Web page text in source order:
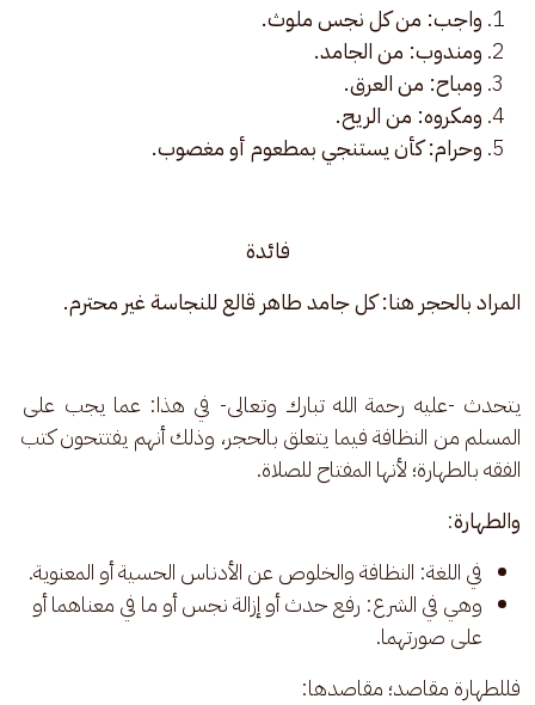
واجب: من كل نجس ملوث.
ومندوب: من الجامد.
ومباح: من العرق.
ومكروه: من الريح.
وحرام: كأن يستنجي بمطعوم أو مغصوب.
فائدة
المراد بالحجر هنا: كل جامد طاهر قالع للنجاسة غير محترم.
يتحدث -عليه رحمة الله تبارك وتعالى- في هذا: عما يجب على
المسلم من النظافة فيما يتعلق بالحجر، وذلك أنهم يفتتحون كتب
الفقه بالطهارة؛ لأنها المفتاح للصلاة.
والطهارة:
في اللغة: النظافة والخلوص عن الأدناس الحسية أو المعنوية.
وهي في الشرع: رفع حدث أو إزالة نجس أو ما في معناهما أو
على صورتهما.
فللطهارة مقاصد؛ مقاصدها: